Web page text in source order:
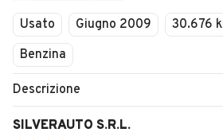
Usato Giugno 2009 30.676
Benzina
Descrizione
SILVERAUTO S.R.L.